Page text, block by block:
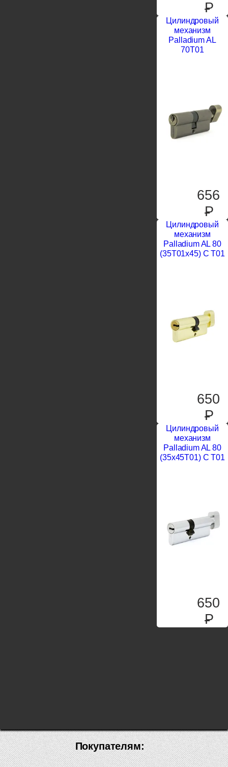
P
Цилиндровый
механизм
Palladium AL
70T01
656
P
Цилиндровый
механизм
Palladium AL 80
(35T01x45) C T01
650
P
Цилиндровый
механизм
Palladium AL 80
(35x45T01) C T01
650
P
Покупателям: